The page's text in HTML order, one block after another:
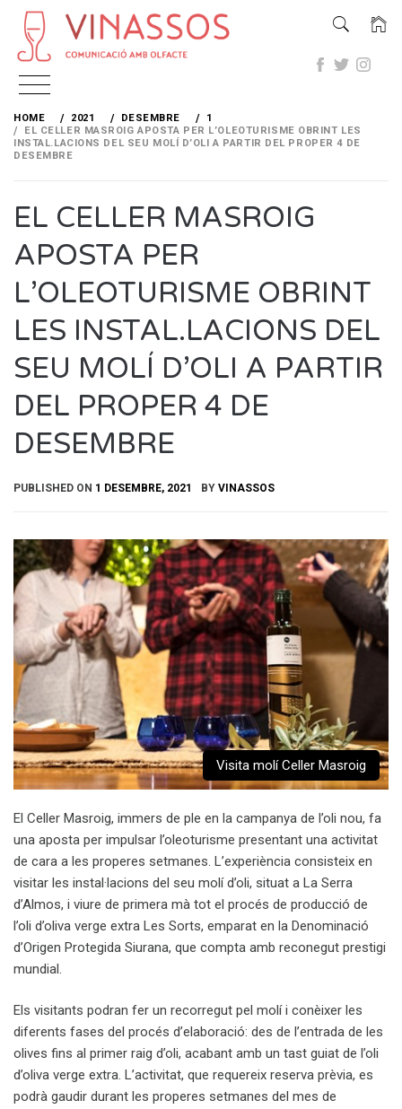
Skip
content
HOME 2021 DESEMBRE
1
EL CELLER MASROIG APOSTA PER L’OLEOTURISME OBRINT LES
INSTAL.LACIONS DEL SEU MOLÍ D’OLI A PARTIR DEL PROPER 4 DE
DESEMBRE
EL CELLER MASROIG
APOSTA PER
L’OLEOTURISME OBRINT
LES INSTAL.LACIONS DEL
SEU MOLÍ D’OLI A PARTIR
DEL PROPER 4 DE
DESEMBRE
PUBLISHED ON 1 DESEMBRE, 2021 BY VINASSOS
Visita molí Celler Masroig
El Celler Masroig, immers de ple en la campanya de l’oli nou, fa
una aposta per impulsar l’oleoturisme presentant una activitat
de cara a les properes setmanes. L’experiència consisteix en
visitar les instal·lacions del seu molí d’oli, situat a La Serra
d’Almos, i viure de primera mà tot el procés de producció de
l’oli d’oliva verge extra Les Sorts, emparat en la Denominació
d’Origen Protegida Siurana, que compta amb reconegut prestigi
mundial.
Els visitants podran fer un recorregut pel molí i conèixer les
diferents fases del procés d’elaboració: des de l’entrada de les
olives fins al primer raig d’oli, acabant amb un tast guiat de l’oli
d’oliva verge extra. L’activitat, que requereix reserva prèvia, es
podrà gaudir durant les properes setmanes del mes de